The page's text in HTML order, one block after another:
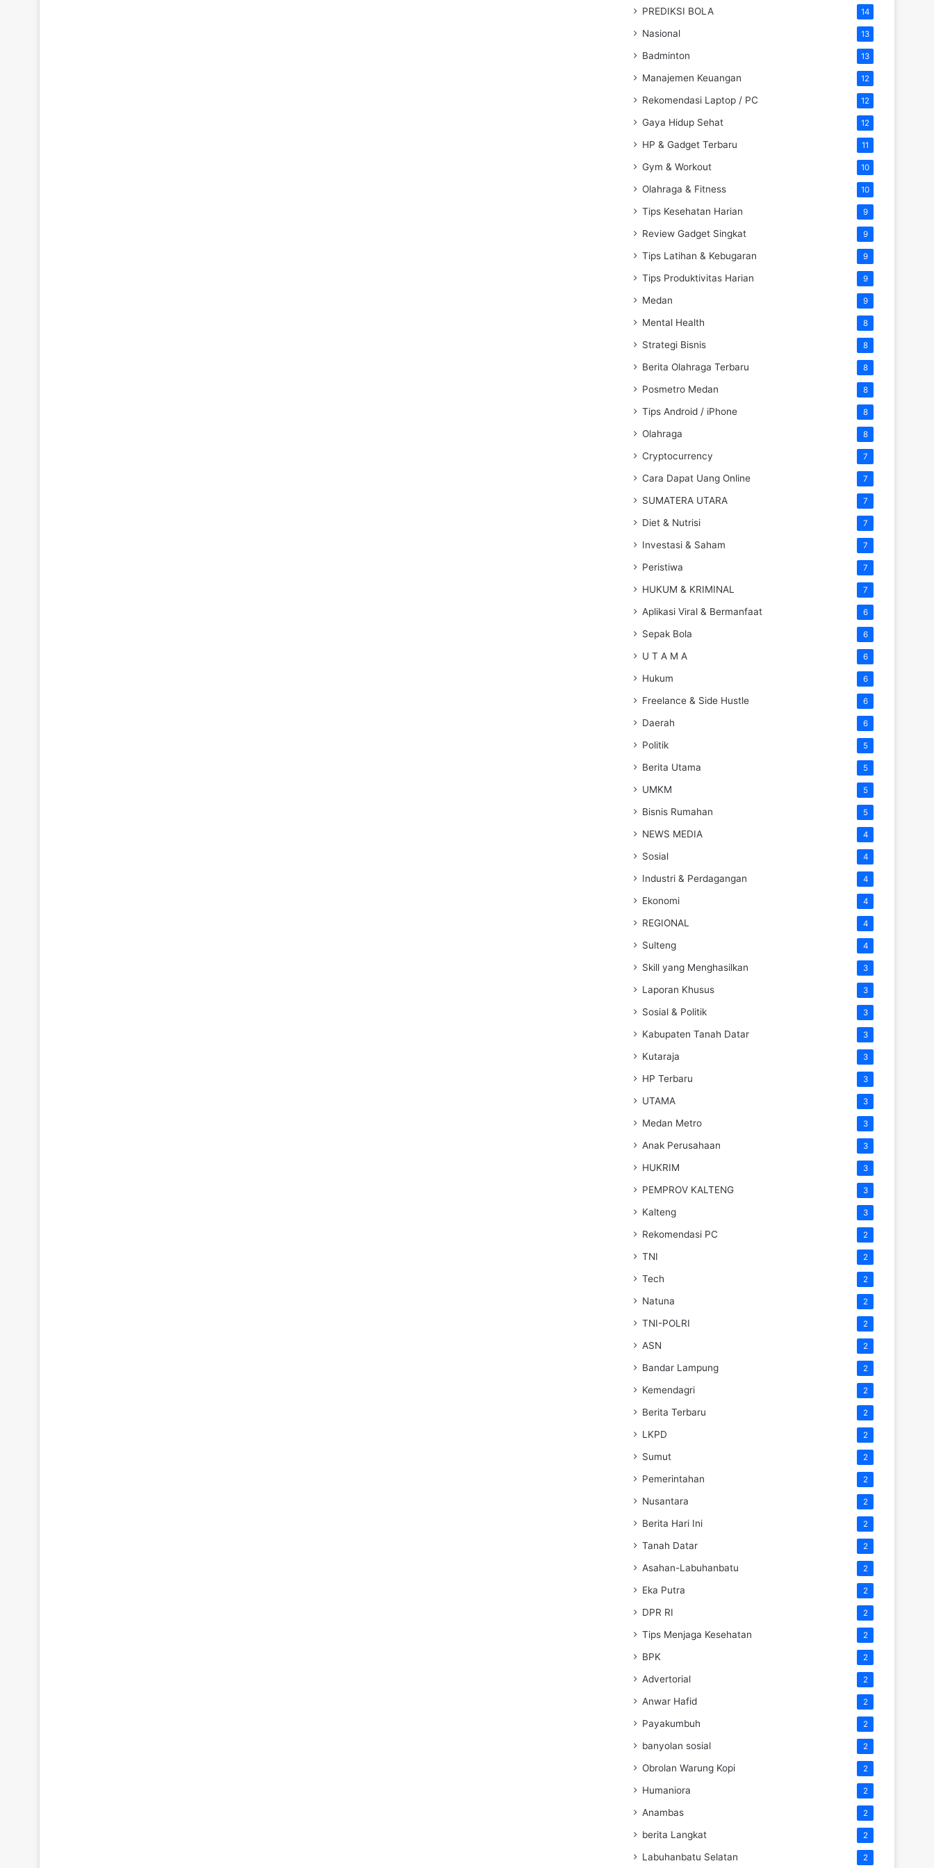
PREDIKSI BOLA 14
Nasional 13
Badminton 13
Manajemen Keuangan 12
Rekomendasi Laptop / PC 12
Gaya Hidup Sehat 12
HP & Gadget Terbaru 11
Gym & Workout 10
Olahraga & Fitness 10
Tips Kesehatan Harian 9
Review Gadget Singkat 9
Tips Latihan & Kebugaran 9
Tips Produktivitas Harian 9
Medan 9
Mental Health 8
Strategi Bisnis 8
Berita Olahraga Terbaru 8
Posmetro Medan 8
Tips Android / iPhone 8
Olahraga 8
Cryptocurrency 7
Cara Dapat Uang Online 7
SUMATERA UTARA 7
Diet & Nutrisi 7
Investasi & Saham 7
Peristiwa 7
HUKUM & KRIMINAL 7
Aplikasi Viral & Bermanfaat 6
Sepak Bola 6
U T A M A 6
Hukum 6
Freelance & Side Hustle 6
Daerah 6
Politik 5
Berita Utama 5
UMKM 5
Bisnis Rumahan 5
NEWS MEDIA 4
Sosial 4
Industri & Perdagangan 4
Ekonomi 4
REGIONAL 4
Sulteng 4
Skill yang Menghasilkan 3
Laporan Khusus 3
Sosial & Politik 3
Kabupaten Tanah Datar 3
Kutaraja 3
HP Terbaru 3
UTAMA 3
Medan Metro 3
Anak Perusahaan 3
HUKRIM 3
PEMPROV KALTENG 3
Kalteng 3
Rekomendasi PC 2
TNI 2
Tech 2
Natuna 2
TNI-POLRI 2
ASN 2
Bandar Lampung 2
Kemendagri 2
Berita Terbaru 2
LKPD 2
Sumut 2
Pemerintahan 2
Nusantara 2
Berita Hari Ini 2
Tanah Datar 2
Asahan-Labuhanbatu 2
Eka Putra 2
DPR RI 2
Tips Menjaga Kesehatan 2
BPK 2
Advertorial 2
Anwar Hafid 2
Payakumbuh 2
banyolan sosial 2
Obrolan Warung Kopi 2
Humaniora 2
Anambas 2
berita Langkat 2
Labuhanbatu Selatan 2